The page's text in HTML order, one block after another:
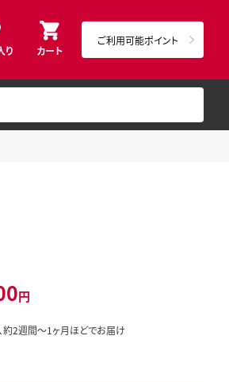
り カート
ご利用可能ポイント
円
約2週間～1ヶ月ほどでお届け